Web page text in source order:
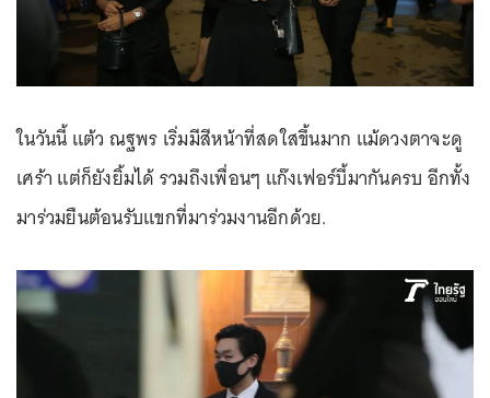
ในวันนี้ แต้ว ณฐพร เริ่มมีสีหน้าที่สดใสขึ้นมาก แม้ดวงตาจะดู
เศร้า แต่ก็ยังยิ้มได้ รวมถึงเพื่อนๆ แก๊งเฟอร์บี้มากันครบ อีกทั้ง
มาร่วมยืนต้อนรับแขกที่มาร่วมงานอีกด้วย.